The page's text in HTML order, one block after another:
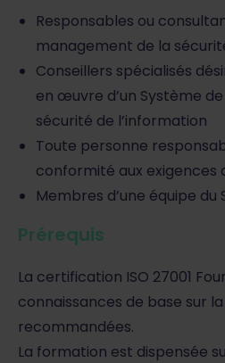
Responsables ou
management de la
Conseillers spécialisés
en œuvre d’un Système
sécurité de l’information
Toute personne
conformité aux exigences
Membres d’une équipe du
Prérequis
La certification ISO 27001
connaissances de base sur
recommandées.
La formation est dispensée